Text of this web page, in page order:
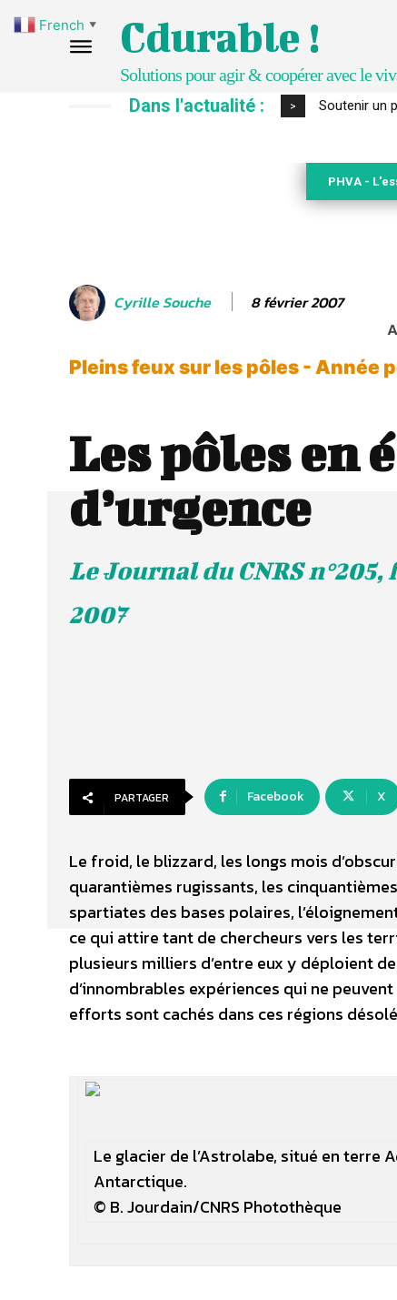
Cdurable !
Solutions pour agir & coopérer avec le
Dans l'actualité : > S’inspirer
PHVA -
Cyrille Souche 8 février 2007
Pleins feux sur les pôles - Année
Les pôles en
d’urgence
Le Journal du CNRS
2007
PARTAGER Facebook X
Le froid, le blizzard, les longs mois
quarantièmes rugissants, les
spartiates des bases polaires,
ce qui attire tant de chercheurs vers les
plusieurs milliers d’entre eux y déploient
d’innombrables expériences qui ne
efforts sont cachés dans ces régions
Le glacier de l’Astrolabe, situé en terre
Antarctique.
© B. Jourdain/CNRS Photothèque
French ▼